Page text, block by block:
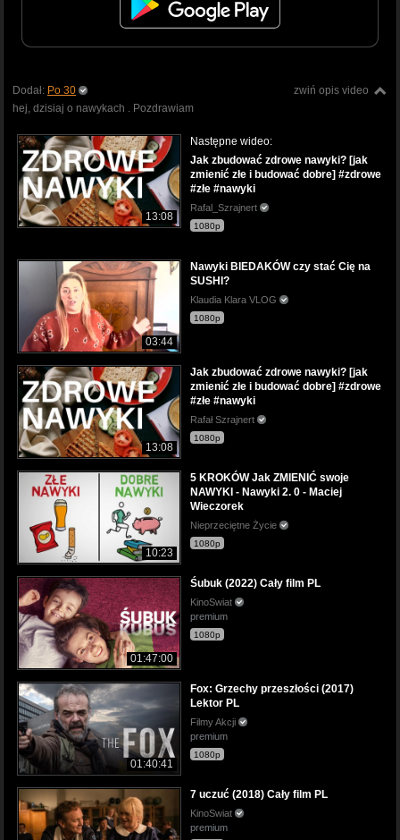
zwiń opis video
Dodał: Po 30
hej, dzisiaj o nawykach . Pozdrawiam
13:08
Następne wideo:
Jak zbudować zdrowe nawyki? [jak
zmienić złe i budować dobre] #zdrowe
#złe #nawyki
Rafal_Szrajnert
1080p
03:44
Nawyki BIEDAKÓW czy stać Cię na
SUSHI?
Klaudia Klara VLOG
1080p
13:08
Jak zbudować zdrowe nawyki? [jak
zmienić złe i budować dobre] #zdrowe
#złe #nawyki
Rafał Szrajnert
1080p
10:23
5 KROKÓW Jak ZMIENIĆ swoje
NAWYKI - Nawyki 2. 0 - Maciej
Wieczorek
Nieprzeciętne Życie
1080p
01:47:00
Śubuk (2022) Cały film PL
KinoSwiat
premium
1080p
01:40:41
Fox: Grzechy przeszłości (2017)
Lektor PL
Filmy Akcji
premium
1080p
7 uczuć (2018) Cały film PL
KinoSwiat
premium